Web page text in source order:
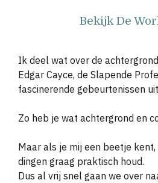
Bekijk De
Ik deel wat over de
Edgar Cayce, de Slapende
fascinerende gebeurtenissen
Zo heb je wat achtergrond en
Maar als je mij een beetje
dingen graag praktisch houd.
Dus al vrij snel gaan we over